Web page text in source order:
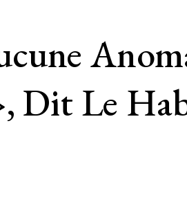
Dit Le